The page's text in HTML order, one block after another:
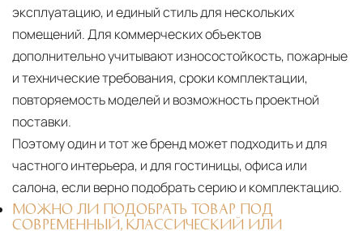
эксплуатацию, и единый стиль для нескольких
помещений. Для коммерческих объектов
дополнительно учитывают износостойкость, пожарные
и технические требования, сроки комплектации,
повторяемость моделей и возможность проектной
поставки.
Поэтому один и тот же бренд может подходить и для
частного интерьера, и для гостиницы, офиса или
салона, если верно подобрать серию и комплектацию.
МОЖНО ЛИ ПОДОБРАТЬ ТОВАР ПОД
СОВРЕМЕННЫЙ, КЛАССИЧЕСКИЙ ИЛИ